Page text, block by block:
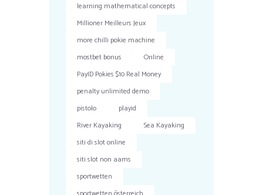
learning mathematical concepts
Millioner Meilleurs Jeux
more chilli pokie machine
mostbet bonus
Online
PayID Pokies $10 Real Money
penalty unlimited demo
pistolo
playid
River Kayaking
Sea Kayaking
siti di slot online
siti slot non aams
sportwetten